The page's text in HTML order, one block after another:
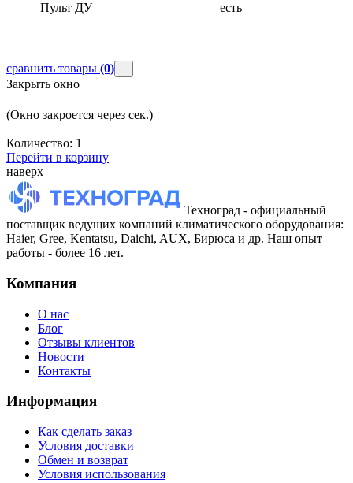
Пульт ДУ
есть
сравнить товары (0)
Закрыть окно
(Окно закроется через сек.)
Количество: 1
Перейти в корзину
наверх
Техноград - официальный
поставщик ведущих компаний климатического оборудования:
Haier, Gree, Kentatsu, Daichi, AUX, Бирюса и др. Наш опыт
работы - более 16 лет.
Компания
О нас
Блог
Отзывы клиентов
Новости
Контакты
Информация
Как сделать заказ
Условия доставки
Обмен и возврат
Условия использования